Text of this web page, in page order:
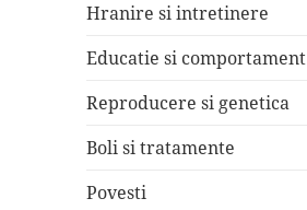
Hranire si intretinere
Educatie si comportament
Reproducere si genetica
Boli si tratamente
Povesti